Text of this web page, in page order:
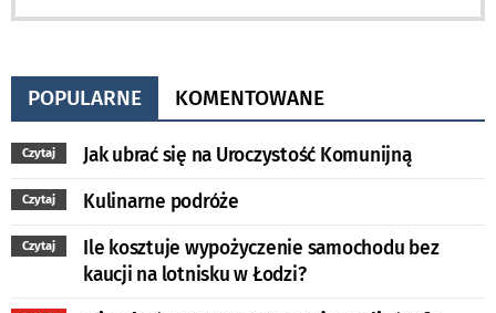
POPULARNE KOMENTOWANE
Czytaj Jak ubrać się na Uroczystość Komunijną
Czytaj Kulinarne podróże
Czytaj
Ile kosztuje wypożyczenie samochodu bez
kaucji na lotnisku w Łodzi?